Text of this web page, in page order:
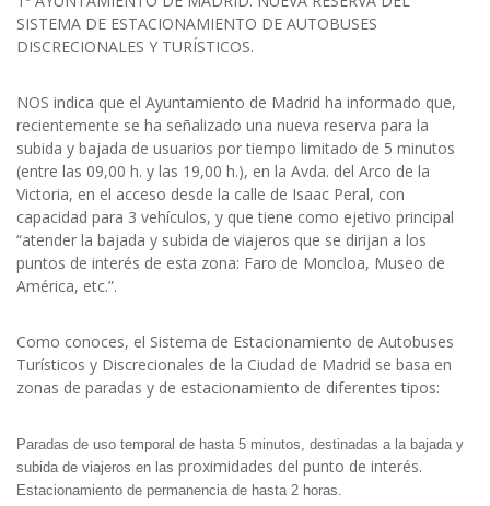
SISTEMA DE ESTACIONAMIENTO DE AUTOBUSES
DISCRECIONALES Y TURÍSTICOS.
NOS indica que el Ayuntamiento de Madrid ha informado que,
recientemente se ha señalizado una nueva reserva para la
subida y bajada de usuarios por tiempo limitado de 5 minutos
(entre las 09,00 h. y las 19,00 h.), en la Avda. del Arco de la
Victoria, en el acceso desde la calle de Isaac Peral, con
capacidad para 3 vehículos, y que tiene como ejetivo principal
“atender la bajada y subida de viajeros que se dirijan a los
puntos de interés de esta zona: Faro de Moncloa, Museo de
América, etc.”.
Como conoces, el Sistema de Estacionamiento de Autobuses
Turísticos y Discrecionales de la Ciudad de Madrid se basa en
zonas de paradas y de estacionamiento de diferentes tipos:
Paradas de uso temporal de hasta 5 minutos, destinadas a la bajada y
subida de viajeros en las proximidades del punto de interés.
Estacionamiento de permanencia de hasta 2 horas.